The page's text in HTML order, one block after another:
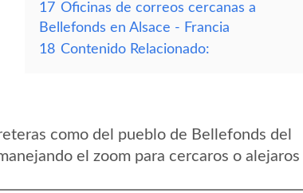
17 Oficinas de correos cercanas a
Bellefonds en Alsace - Francia
18 Contenido Relacionado:
como del pueblo de Bellefonds del
el zoom para cercaros o alejaros